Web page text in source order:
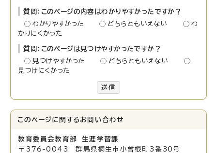
質問：このページの内容はわかりやすかったですか？
わかりやすかった
どちらともいえない
わ
かりにくかった
質問：このページは見つけやすかったですか？
見つけやすかった
どちらともいえない
見つけにくかった
送信
このページに関する お問い合わせ
教育委員会教育部 生涯学習課
〒376-0043 群馬県桐生市小曾根町3番30号